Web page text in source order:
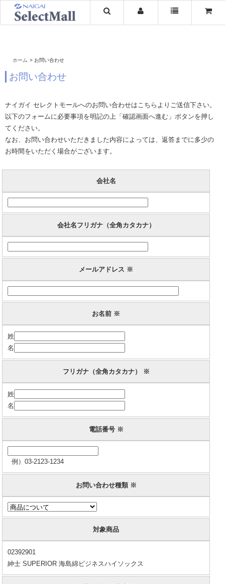
ホーム お問い合わせ
お問い合わせ
ナイガイ セレクトモールへのお問い合わせはこちらよりご送信下さい。
以下のフォームに必要事項を明記の上「確認画面へ進む」ボタンを押し
てください。
なお、お問い合わせいただきました内容によっては、返答までに多少の
お時間をいただく場合がございます。
会社名
会社名フリガナ（全角カタカナ）
メールアドレス ※
お名前 ※
姓
名
フリガナ（全角カタカナ） ※
姓
名
電話番号 ※
例）03-2123-1234
お問い合わせ種類 ※
対象商品
02392901
紳士 SUPERIOR 海島綿ビジネスハイソックス